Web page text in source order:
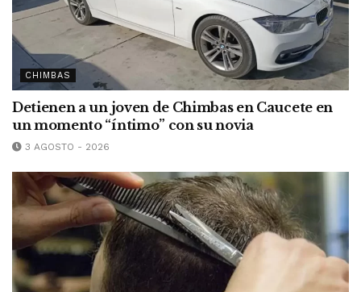
CHIMBAS
Detienen a un joven de Chimbas en Caucete en
un momento “íntimo” con su novia
3 AGOSTO - 2026